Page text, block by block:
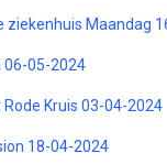
ziekenhuis Maandag
06-05-2024
Kruis 03-04-2024
18-04-2024